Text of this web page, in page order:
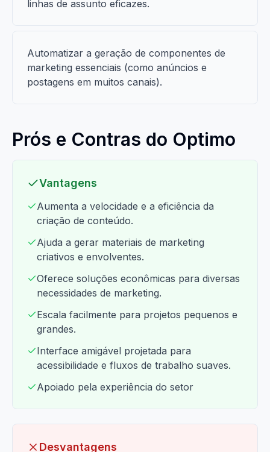
linhas de assunto eficazes.
Automatizar a geração de componentes de
marketing essenciais (como anúncios e
postagens em muitos canais).
Prós e Contras do Optimo
Vantagens
Aumenta a velocidade e a eficiência da
criação de conteúdo.
Ajuda a gerar materiais de marketing
criativos e envolventes.
Oferece soluções econômicas para diversas
necessidades de marketing.
Escala facilmente para projetos pequenos e
grandes.
Interface amigável projetada para
acessibilidade e fluxos de trabalho suaves.
Apoiado pela experiência do setor
Desvantagens